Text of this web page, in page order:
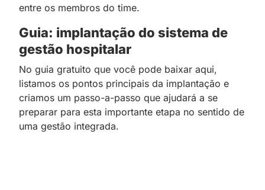
entre os membros do time.
Guia: implantação do sistema de
gestão hospitalar
No guia gratuito que você pode baixar aqui,
listamos os pontos principais da implantação e
criamos um passo-a-passo que ajudará a se
preparar para esta importante etapa no sentido de
uma gestão integrada.